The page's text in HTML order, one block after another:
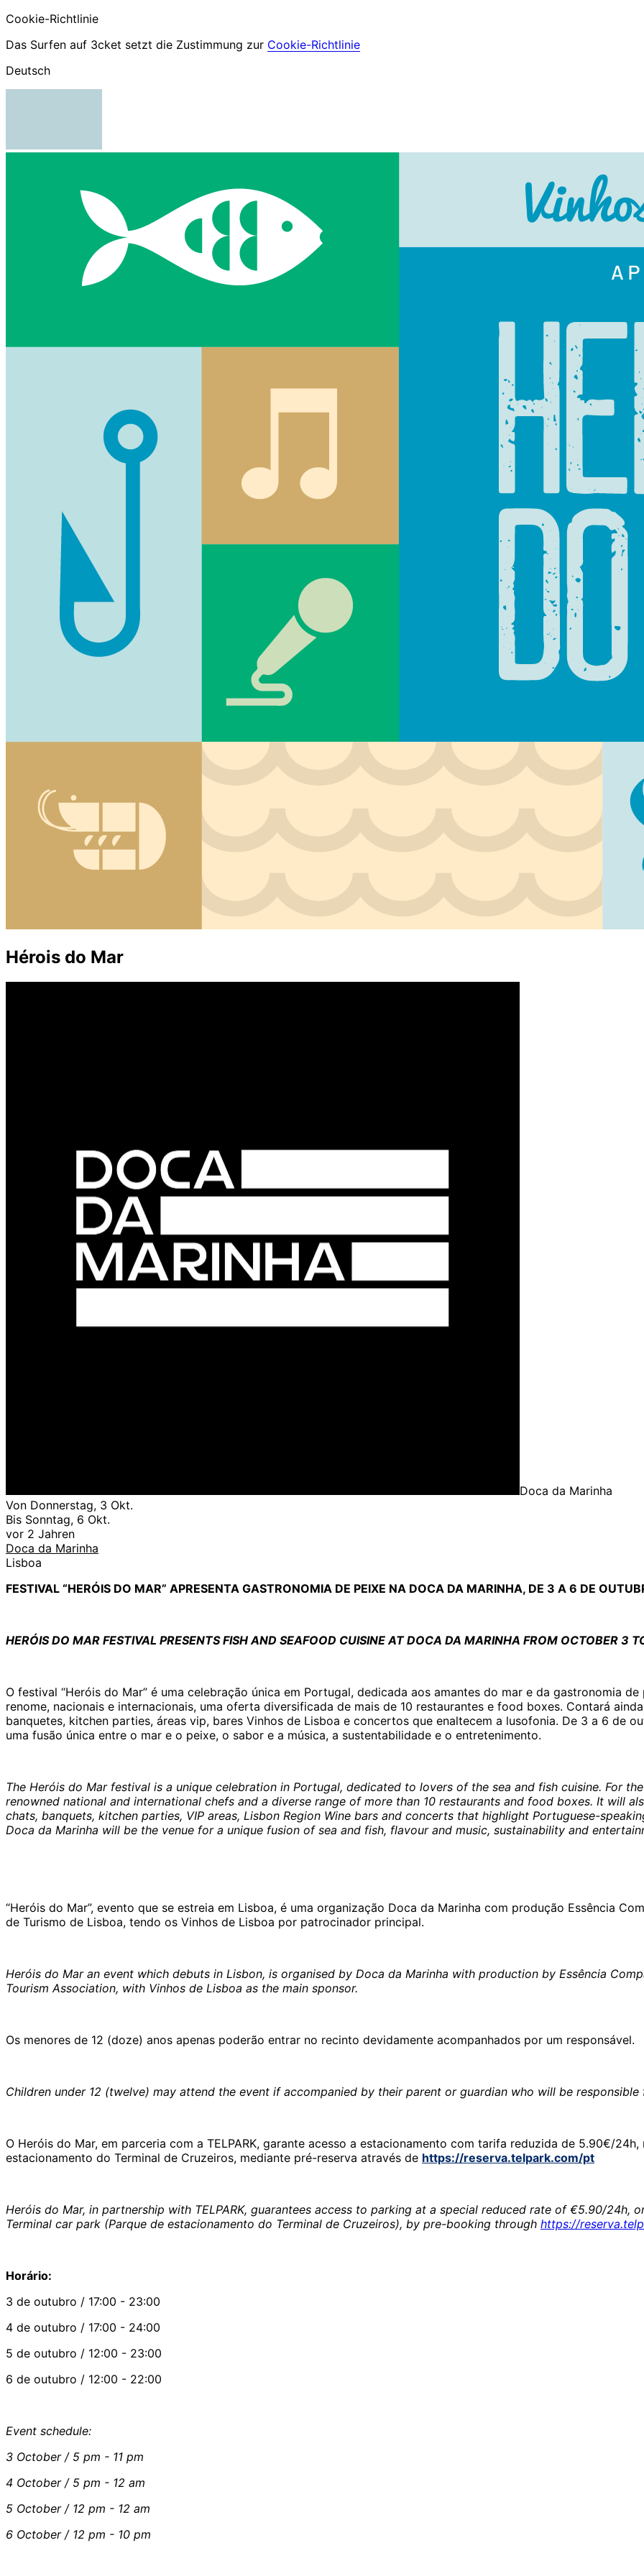
Cookie-Richtlinie
Das Surfen auf 3cket setzt die Zustimmung zur Cookie-Richtlinie
Deutsch
Hérois do Mar
Doca da Marinha
Von Donnerstag, 3 Okt.
Bis Sonntag, 6 Okt.
vor 2 Jahren
Doca da Marinha
Lisboa
FESTIVAL “HERÓIS DO MAR” APRESENTA GASTRONOMIA DE PEIXE NA DOCA DA MARINHA, DE 3 A 6 DE
HERÓIS DO MAR FESTIVAL PRESENTS FISH AND SEAFOOD CUISINE AT DOCA DA MARINHA FROM OCTOBER 3
O festival “Heróis do Mar” é uma celebração única em Portugal, dedicada aos amantes do mar e da gastronomia
renome, nacionais e internacionais, uma oferta diversificada de mais de 10 restaurantes e food boxes. Contará
banquetes, kitchen parties, áreas vip, bares Vinhos de Lisboa e concertos que enaltecem a lusofonia. De 3 a 6 de
uma fusão única entre o mar e o peixe, o sabor e a música, a sustentabilidade e o entretenimento.
The Heróis do Mar festival is a unique celebration in Portugal, dedicated to lovers of the sea and fish cuisine. For
renowned national and international chefs and a diverse range of more than 10 restaurants and food boxes. It will
chats, banquets, kitchen parties, VIP areas, Lisbon Region Wine bars and concerts that highlight Portuguese-
Doca da Marinha will be the venue for a unique fusion of sea and fish, flavour and music, sustainability and
“Heróis do Mar”, evento que se estreia em Lisboa, é uma organização Doca da Marinha com produção Essência
de Turismo de Lisboa, tendo os Vinhos de Lisboa por patrocinador principal.
Heróis do Mar an event which debuts in Lisbon, is organised by Doca da Marinha with production by Essência
Tourism Association, with Vinhos de Lisboa as the main sponsor.
Os menores de 12 (doze) anos apenas poderão entrar no recinto devidamente acompanhados por um responsável.
Children under 12 (twelve) may attend the event if accompanied by their parent or guardian who will be
O Heróis do Mar, em parceria com a TELPARK, garante acesso a estacionamento com tarifa reduzida de 5.90€/
estacionamento do Terminal de Cruzeiros, mediante pré-reserva através de https://reserva.telpark.com/pt
Heróis do Mar, in partnership with TELPARK, guarantees access to parking at a special reduced rate of €5.90/24h,
Terminal car park (Parque de estacionamento do Terminal de Cruzeiros), by pre-booking through https://
Horário:
3 de outubro / 17:00 - 23:00
4 de outubro / 17:00 - 24:00
5 de outubro / 12:00 - 23:00
6 de outubro / 12:00 - 22:00
Event schedule:
3 October / 5 pm - 11 pm
4 October / 5 pm - 12 am
5 October / 12 pm - 12 am
6 October / 12 pm - 10 pm